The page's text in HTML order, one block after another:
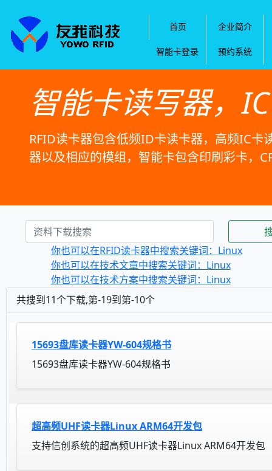
首页 企业简介
智能卡登录 预约系统
智能卡读写器，
RFID读卡器包含低频ID卡读卡器，高频IC卡
器以及相应的模组，智能卡包含印刷彩卡，
你也可以在RFID读卡器中搜索关键词：Linux
你也可以在技术文章中搜索关键词：Linux
你也可以在技术方案中搜索关键词：Linux
共搜到11个下载,第-19到第-10个
15693盘库读卡器YW-604规格书
15693盘库读卡器YW-604规格书
超高频UHF读卡器Linux ARM64开发包
支持信创系统的超高频UHF读卡器Linux ARM64开发包